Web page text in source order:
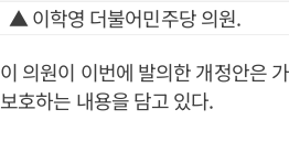
▲ 이학영 더불어민주당 의원.
이 의원이 이번에 발의한 개정안은
보호하는 내용을 담고 있다.